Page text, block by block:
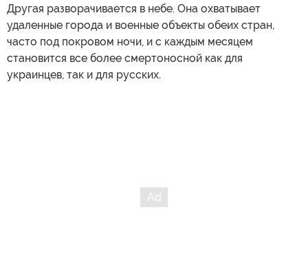
Другая разворачивается в небе. Она охватывает
удаленные города и военные объекты обеих стран,
часто под покровом ночи, и с каждым месяцем
становится все более смертоносной как для
украинцев, так и для русских.